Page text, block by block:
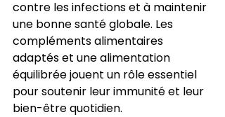
contre les infections et à maintenir
une bonne santé globale. Les
compléments alimentaires
adaptés et une alimentation
équilibrée jouent un rôle essentiel
pour soutenir leur immunité et leur
bien-être quotidien.